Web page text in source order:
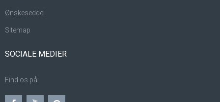
Ønskeseddel
Sitemap
SOCIALE MEDIER
Find os på: